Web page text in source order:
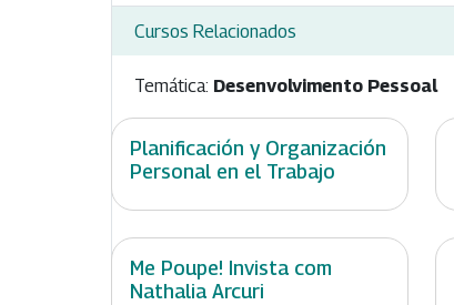
Cursos Relacionados
Temática: Desenvolvimento Pessoal
Planificación y Organización
Personal en el Trabajo
Me Poupe! Invista com
Nathalia Arcuri